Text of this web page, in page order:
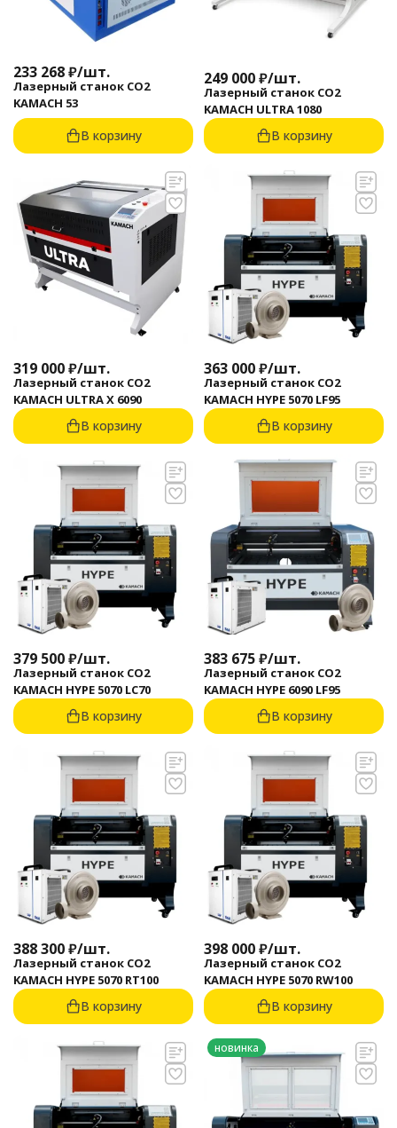
233 268₽/шт.
Лазерный станок CO2
KAMACH 53
В корзину
249 000₽/шт.
Лазерный станок CO2
KAMACH ULTRA 1080
В корзину
319 000₽/шт.
Лазерный станок CO2
KAMACH ULTRA X 6090
В корзину
363 000₽/шт.
Лазерный станок CO2
KAMACH HYPE 5070 LF95
В корзину
379 500₽/шт.
Лазерный станок CO2
KAMACH HYPE 5070 LC70
В корзину
383 675₽/шт.
Лазерный станок CO2
KAMACH HYPE 6090 LF95
В корзину
388 300₽/шт.
Лазерный станок CO2
KAMACH HYPE 5070 RT100
В корзину
398 000₽/шт.
Лазерный станок CO2
KAMACH HYPE 5070 RW100
В корзину
новинка